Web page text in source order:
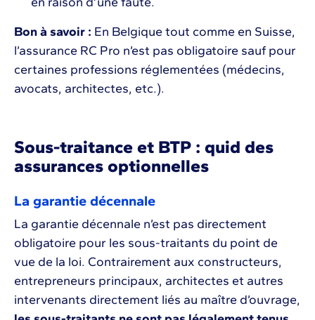
Bon à savoir : En Belgique tout comme en Suisse,
l’assurance RC Pro n’est pas obligatoire sauf pour
certaines professions réglementées (médecins,
avocats, architectes, etc.).
Sous-traitance et BTP : quid des
assurances optionnelles
La garantie décennale
La garantie décennale n’est pas directement
obligatoire pour les sous-traitants du point de
vue de la loi. Contrairement aux constructeurs,
entrepreneurs principaux, architectes et autres
intervenants directement liés au maître d’ouvrage,